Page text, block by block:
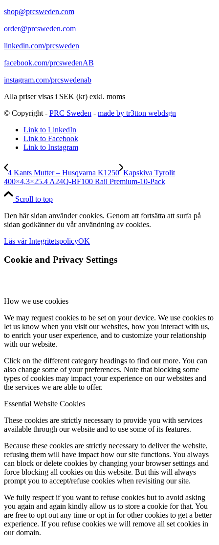
shop@prcsweden.com
order@prcsweden.com
linkedin.com/prcsweden
facebook.com/prcswedenAB
instagram.com/prcswedenab
Alla priser visas i SEK (kr) exkl. moms
© Copyright - PRC Sweden - made by tr3tton webdsgn
Link to LinkedIn
Link to Facebook
Link to Instagram
4 Kants Mutter – Husqvarna K1250 Kapskiva Tyrolit
400×4,3×25,4 A24Q-BF100 Rail Premium-10-Pack
Scroll to top
Den här sidan använder cookies. Genom att fortsätta att surfa på
sidan godkänner du vår användning av cookies.
Läs vår IntegritetspolicyOK
Cookie and Privacy Settings
How we use cookies
We may request cookies to be set on your device. We use cookies to
let us know when you visit our websites, how you interact with us,
to enrich your user experience, and to customize your relationship
with our website.
Click on the different category headings to find out more. You can
also change some of your preferences. Note that blocking some
types of cookies may impact your experience on our websites and
the services we are able to offer.
Essential Website Cookies
These cookies are strictly necessary to provide you with services
available through our website and to use some of its features.
Because these cookies are strictly necessary to deliver the website,
refusing them will have impact how our site functions. You always
can block or delete cookies by changing your browser settings and
force blocking all cookies on this website. But this will always
prompt you to accept/refuse cookies when revisiting our site.
We fully respect if you want to refuse cookies but to avoid asking
you again and again kindly allow us to store a cookie for that. You
are free to opt out any time or opt in for other cookies to get a better
experience. If you refuse cookies we will remove all set cookies in
our domain.